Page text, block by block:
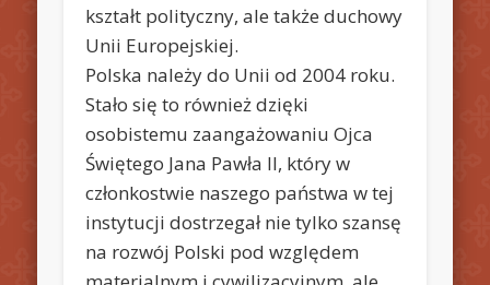
kształt polityczny, ale także duchowy
Unii Europejskiej.
Polska należy do Unii od 2004 roku.
Stało się to również dzięki
osobistemu zaangażowaniu Ojca
Świętego Jana Pawła II, który w
członkostwie naszego państwa w tej
instytucji dostrzegał nie tylko szansę
na rozwój Polski pod względem